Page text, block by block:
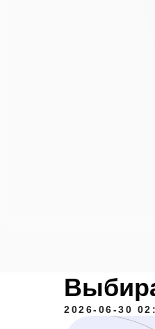
2026-06-30